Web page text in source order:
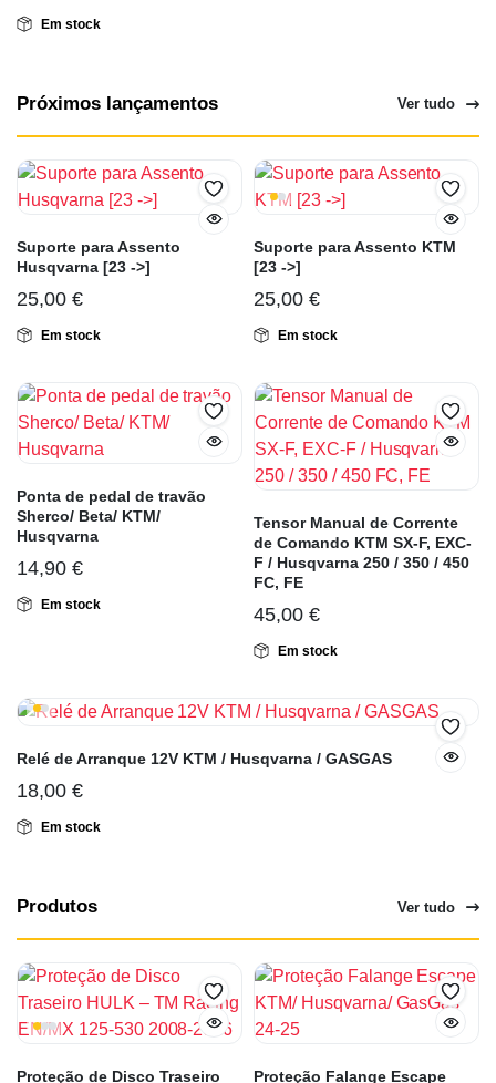
Em stock
Próximos lançamentos Ver tudo
Suporte para Assento
Husqvarna [23 ->]
25,00 €
Em stock
Suporte para Assento KTM
[23 ->]
25,00 €
Em stock
Ponta de pedal de travão
Sherco/ Beta/ KTM/
Husqvarna
14,90 €
Em stock
Tensor Manual de Corrente
de Comando KTM SX-F, EXC-
F / Husqvarna 250 / 350 / 450
FC, FE
45,00 €
Em stock
Relé de Arranque 12V KTM / Husqvarna / GASGAS
18,00 €
Em stock
Produtos Ver tudo
Proteção de Disco Traseiro
Proteção Falange Escape